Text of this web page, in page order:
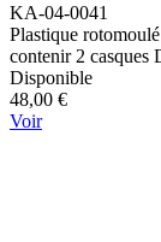
KA-04-0041
Plastique
contenir 2 casques
Disponible
48,00 €
Voir